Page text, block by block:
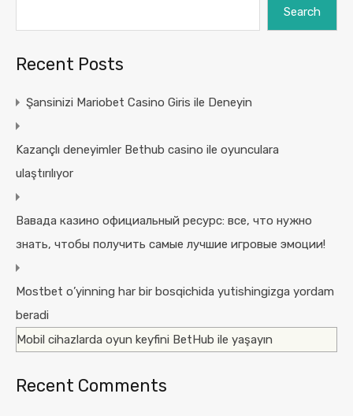
Search
Recent Posts
Şansinizi Mariobet Casino Giris ile Deneyin
Kazançlı deneyimler Bethub casino ile oyunculara
ulaştırılıyor
Вавада казино официальный ресурс: все, что нужно
знать, чтобы получить самые лучшие игровые эмоции!
Mostbet o’yinning har bir bosqichida yutishingizga yordam
beradi
Mobil cihazlarda oyun keyfini BetHub ile yaşayın
Recent Comments